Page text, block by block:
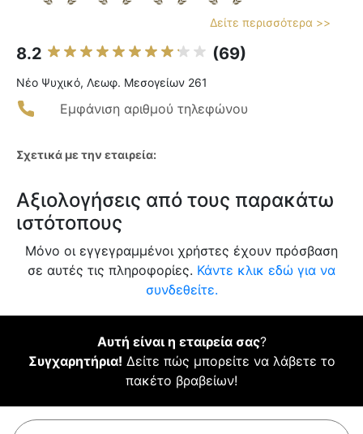
Δείτε περισσότερα >>
8.2 (69)
Νέο Ψυχικό, Λεωφ. Μεσογείων 261
Εμφάνιση αριθμού τηλεφώνου
Σχετικά με την εταιρεία:
Αξιολογήσεις από τους παρακάτω
ιστότοπους
Μόνο οι εγγεγραμμένοι χρήστες έχουν πρόσβαση
σε αυτές τις πληροφορίες. Κάντε κλικ εδώ για να
συνδεθείτε.
Αυτή είναι η εταιρεία σας?
Συγχαρητήρια! Δείτε πώς μπορείτε να λάβετε το
πακέτο βραβείων!